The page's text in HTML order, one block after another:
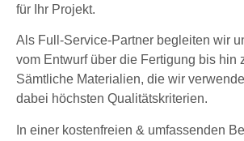
für Ihr Projekt.
Als Full-Service-Partner begleiten wir
vom Entwurf über die Fertigung bis hin
Sämtliche Materialien, die wir
dabei höchsten Qualitätskriterien.
In einer kostenfreien & umfassenden